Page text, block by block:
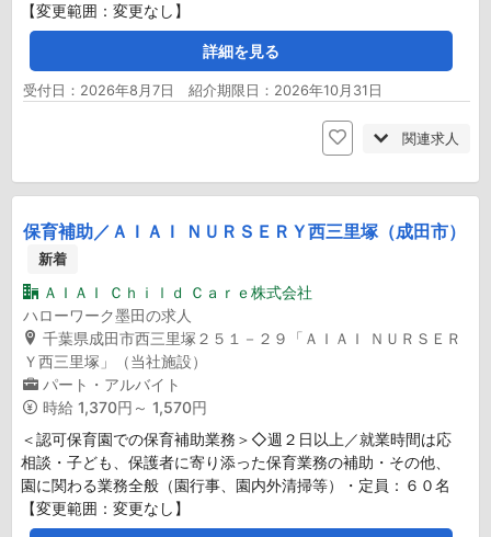
【変更範囲：変更なし】
詳細を見る
受付日：2026年8月7日 紹介期限日：2026年10月31日
関連求人
保育補助／ＡＩＡＩ ＮＵＲＳＥＲＹ西三里塚（成田市）
新着
ＡＩＡＩ Ｃｈｉｌｄ Ｃａｒｅ株式会社
ハローワーク墨田の求人
千葉県成田市西三里塚２５１－２９「ＡＩＡＩ ＮＵＲＳＥＲ
Ｙ西三里塚」（当社施設）
パート・アルバイト
時給 1,370円～ 1,570円
＜認可保育園での保育補助業務＞◇週２日以上／就業時間は応
相談・子ども、保護者に寄り添った保育業務の補助・その他、
園に関わる業務全般（園行事、園内外清掃等）・定員：６０名
【変更範囲：変更なし】